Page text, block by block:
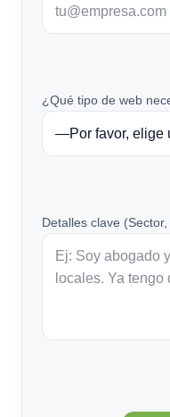
¿Qué tipo de web
Detalles clave